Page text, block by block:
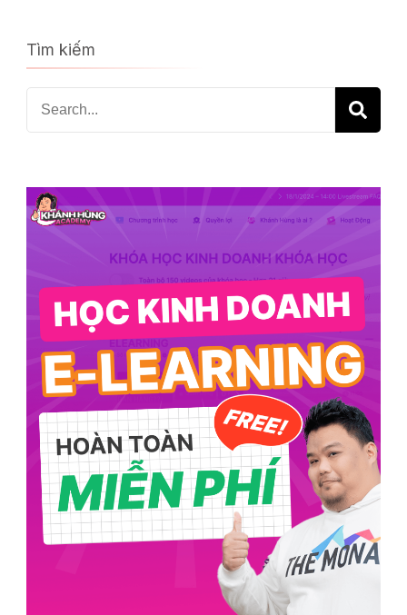
Tìm kiếm
Search
for: